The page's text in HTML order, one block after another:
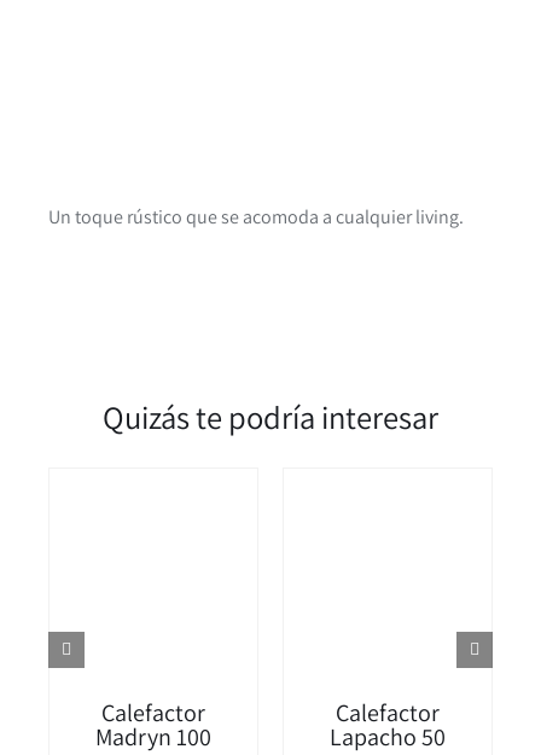
Un toque rústico que se acomoda a cualquier living.
Quizás te podría interesar
Calefactor
Madryn 100
Calefactor
Lapacho 50